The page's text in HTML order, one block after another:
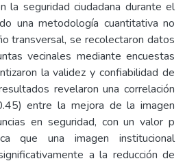
la seguridad ciudadana durante el
una metodología cuantitativa no
transversal, se recolectaron datos
vecinales mediante encuestas
la validez y confiabilidad de
revelaron una correlación
entre la mejora de la imagen
en seguridad, con un valor p
que una imagen institucional
a la reducción de